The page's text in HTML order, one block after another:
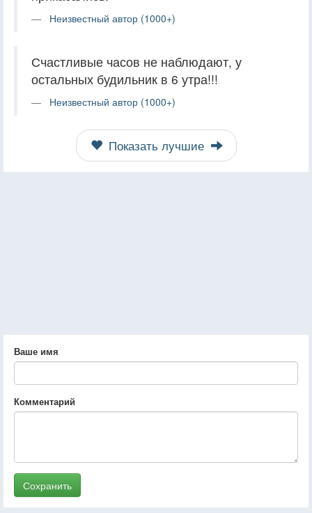
Неизвестный автор (1000+)
Счастливые часов не наблюдают, у
остальных будильник в 6 утра!!!
Неизвестный автор (1000+)
Показать лучшие
Ваше имя
Комментарий
Сохранить